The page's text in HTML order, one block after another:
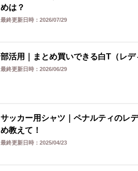
めは？
最終更新日時： 2026/07/29
部活用｜まとめ買いできる白T（レデ
最終更新日時： 2026/06/29
サッカー用シャツ｜ペナルティのレ
め教えて！
最終更新日時： 2025/04/23